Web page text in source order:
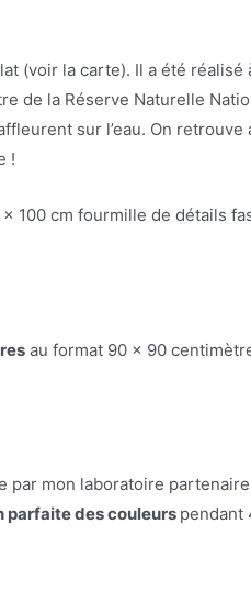
(voir la carte). Il a été
de la Réserve Naturelle
sur l’eau. On retrouve
!
100 cm fourmille de détails
au format 90 x 90
mon laboratoire
parfaite des couleurs pendant